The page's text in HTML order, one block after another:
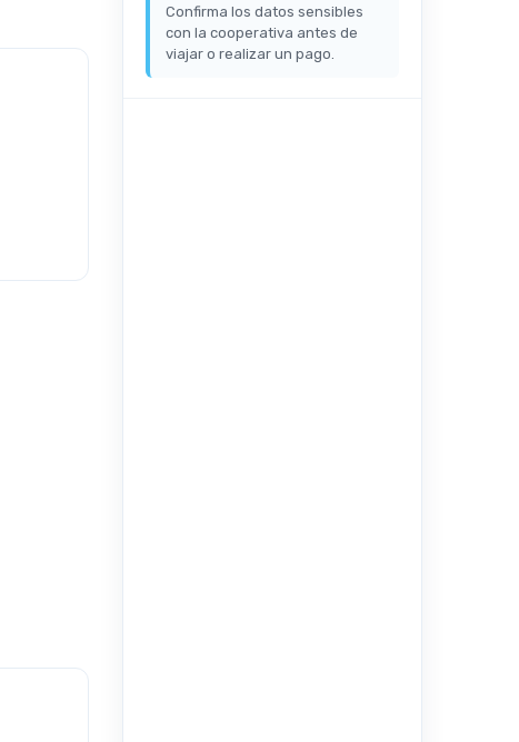
Confirma los datos sensibles
con la cooperativa antes de
viajar o realizar un pago.